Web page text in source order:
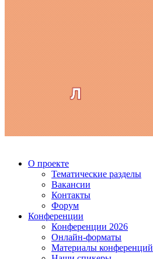
О проекте
Тематические разделы
Вакансии
Контакты
Форум
Конференции
Конференции 2026
Онлайн-форматы
Материалы конференций